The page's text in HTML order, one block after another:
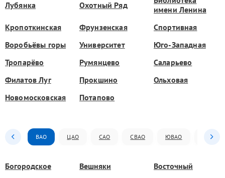
Лубянка Охотный Ряд
имени Ленина
Кропоткинская
Фрунзенская
Спортивная
Воробьёвы горы
Университет
Юго-Западная
Тропарёво
Румянцево
Саларьево
Филатов Луг
Прокшино
Ольховая
Новомосковская
Потапово
ВАО ЦАО САО СВАО ЮВАО ЮАО
Богородское Вешняки
Восточный